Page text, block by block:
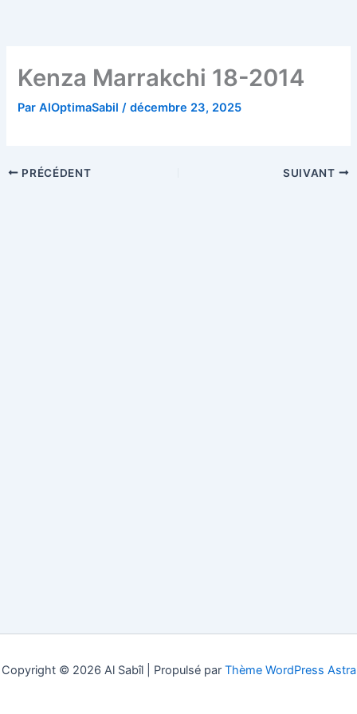
Kenza Marrakchi 18-2014
ParAlOptimaSabil/décembre 23, 2025
PRÉCÉDENT SUIVANT
Copyright © 2026 Al Sabîl | Propulsé par Thème WordPress Astra